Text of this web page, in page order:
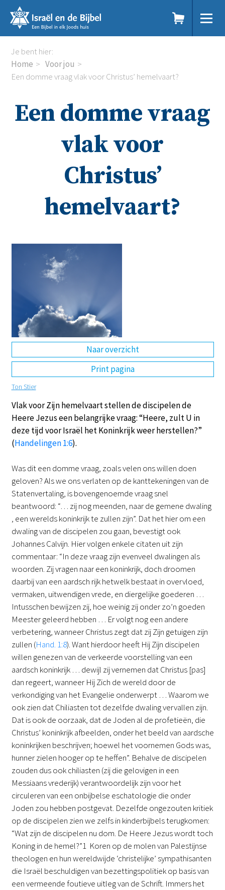
links
naar
de
inhoud
naar
de
Je bent hier:
Home
Voor jou
Een domme vraag vlak voor Christus’ hemelvaart?
Een domme vraag
vlak voor
Christus’
hemelvaart?
Naar overzicht
Print pagina
Ton Stier
Vlak voor Zijn hemelvaart stellen de discipelen de
Heere Jezus een belangrijke vraag: “Heere, zult U in
deze tijd voor Israël het Koninkrijk weer herstellen?”
(Handelingen 1:6).
Was dit een domme vraag, zoals velen ons willen doen
geloven? Als we ons verlaten op de kanttekeningen van de
Statenvertaling, is bovengenoemde vraag snel
beantwoord: “… zij nog meenden, naar de gemene dwaling
, een werelds koninkrijk te zullen zijn”. Dat het hier om een
dwaling van de discipelen zou gaan, bevestigt ook
Johannes Calvijn. Hier volgen enkele citaten uit zijn
commentaar: “In deze vraag zijn evenveel dwalingen als
woorden. Zij vragen naar een koninkrijk, doch droomen
daarbij van een aardsch rijk hetwelk bestaat in overvloed,
vermaken, uitwendigen vrede, en diergelijke goederen …
Intusschen bewijzen zij, hoe weinig zij onder zo’n goeden
Meester geleerd hebben … Er volgt nog een andere
verbetering, wanneer Christus zegt dat zij Zijn getuigen zijn
zullen (Hand. 1:8). Want hierdoor heeft Hij Zijn discipelen
willen genezen van de verkeerde voorstelling van een
aardsch koninkrijk … dewijl zij vernemen dat Christus [pas]
dan regeert, wanneer Hij Zich de wereld door de
verkondiging van het Evangelie onderwerpt … Waarom we
ook zien dat Chiliasten tot dezelfde dwaling vervallen zijn.
Dat is ook de oorzaak, dat de Joden al de profetieën, die
Christus’ koninkrijk afbeelden, onder het beeld van aardsche
koninkrijken beschrijven; hoewel het voornemen Gods was,
hunner zielen hooger op te heffen”. Behalve de discipelen
zouden dus ook chiliasten (zij die gelovigen in een
Messiaans vrederijk) verantwoordelijk zijn voor het
circuleren van een onbijbelse eschatologie die onder
Joden zou hebben postgevat. Dezelfde ongezouten kritiek
op de discipelen zien we zelfs in kinderbijbels terugkomen:
“Wat zijn de discipelen nu dom. De Heere Jezus wordt toch
Koning in de hemel?”1 Koren op de molen van Palestijnse
theologen en hun wereldwijde ‘christelijke’ sympathisanten
die Israël beschuldigen van bezettingspolitiek op basis van
een vermeende foutieve uitleg van de Schrift. Immers het
Doe mee
Podcast
Magazine
Agenda
Jongerenwerk
Het Studiehuis (cursus)
Webshop
Over ons
DE EN